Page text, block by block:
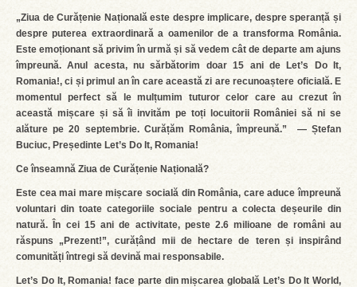
„Ziua de Curățenie Națională este despre implicare, despre speranță și
despre puterea extraordinară a oamenilor de a transforma România.
Este emoționant să privim în urmă și să vedem cât de departe am ajuns
împreună. Anul acesta, nu sărbătorim doar 15 ani de Let’s Do It,
Romania!, ci și primul an în care această zi are recunoaștere oficială. E
momentul perfect să le mulțumim tuturor celor care au crezut în
această mișcare și să îi invităm pe toți locuitorii României să ni se
alăture pe 20 septembrie. Curățăm România, împreună.” — Ștefan
Buciuc, Președinte Let’s Do It, Romania!
Ce înseamnă Ziua de Curățenie Națională?
Este cea mai mare mișcare socială din România, care aduce împreună
voluntari din toate categoriile sociale pentru a colecta deșeurile din
natură. În cei 15 ani de activitate, peste 2.6 milioane de români au
răspuns „Prezent!”, curățând mii de hectare de teren și inspirând
comunități întregi să devină mai responsabile.
Let’s Do It, Romania! face parte din mișcarea globală Let’s Do It World,